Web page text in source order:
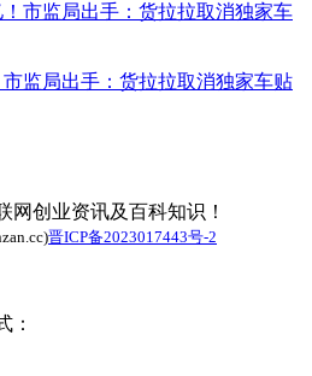
监局出手：货拉拉取消独家车贴
网创业资讯及百科知识！
晋ICP备2023017443号-2
：